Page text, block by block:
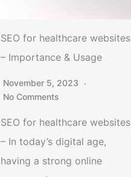
SEO for healthcare websites
– Importance & Usage
November 5, 2023
No Comments
SEO for healthcare websites
– In today’s digital age,
having a strong online